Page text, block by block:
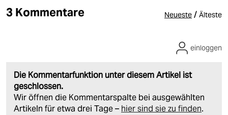
3 Kommentare Neueste / Älteste
Die Kommentarfunktion unter diesem Artikel ist
geschlossen.
Wir öffnen die Kommentarspalte bei ausgewählten
Artikeln für etwa drei Tage – hier sind sie zu finden.
einloggen